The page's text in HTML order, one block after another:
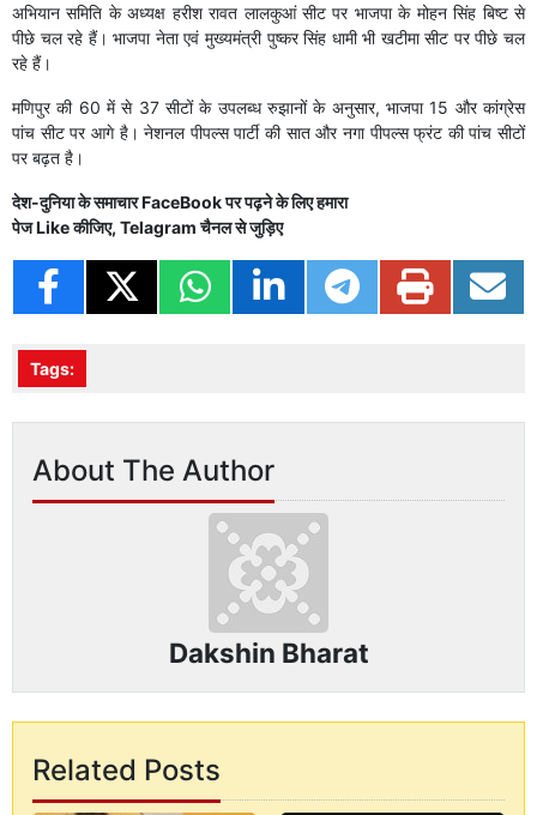
अभियान समिति के अध्यक्ष हरीश रावत लालकुआं सीट पर भाजपा के मोहन सिंह बिष्ट से
पीछे चल रहे हैं। भाजपा नेता एवं मुख्यमंत्री पुष्कर सिंह धामी भी खटीमा सीट पर पीछे चल
रहे हैं।
मणिपुर की 60 में से 37 सीटों के उपलब्ध रुझानों के अनुसार, भाजपा 15 और कांग्रेस
पांच सीट पर आगे है। नेशनल पीपल्स पार्टी की सात और नगा पीपल्स फ्रंट की पांच सीटों
पर बढ़त है।
देश-दुनिया के समाचारFaceBookपर पढ़ने के लिए हमारा
पेजLikeकीजिए, Telagramचैनल से जुड़िए
Tags:
About The Author
Dakshin Bharat
Related Posts